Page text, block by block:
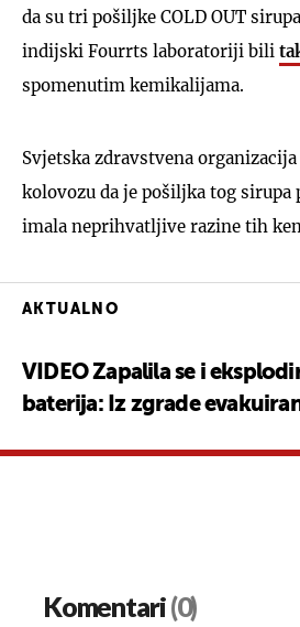
da su tri pošiljke COLD OUT
indijski Fourrts laboratoriji bili
spomenutim kemikalijama.
Svjetska zdravstvena
kolovozu da je pošiljka tog sirupa
imala neprihvatljive razine tih
AKTUALNO
VIDEO Zapalila se i
baterija: Iz zgrade
Komentari(0)